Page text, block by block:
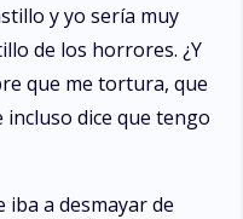
y yo sería muy
de los horrores. ¿Y
que me tortura, que
incluso dice que tengo
iba a desmayar de